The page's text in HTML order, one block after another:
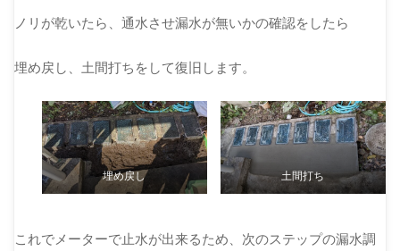
ノリが乾いたら、通水させ漏水が無いかの確認をしたら
埋め戻し、土間打ちをして復旧します。
埋め戻し 土間打ち
これでメーターで止水が出来るため、次のステップの漏水調